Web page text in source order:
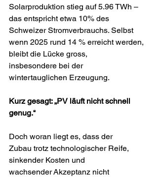
Solarproduktion stieg auf 5.96 TWh –
das entspricht etwa 10% des
Schweizer Stromverbrauchs. Selbst
wenn 2025 rund 14 % erreicht werden,
bleibt die Lücke gross,
insbesondere bei der
wintertauglichen Erzeugung.
Kurz gesagt: „PV läuft nicht schnell
genug.“
Doch woran liegt es, dass der
Zubau trotz technologischer Reife,
sinkender Kosten und
wachsender Akzeptanz nicht